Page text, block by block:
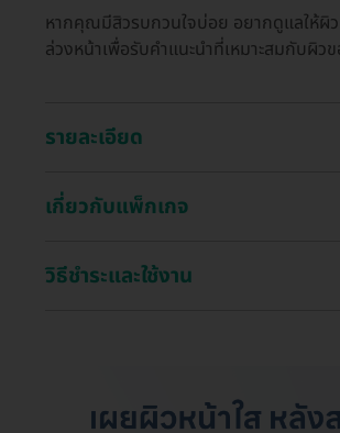
หากคุณมีสิวรบกวนใจบ่อย อยากดูแลให้ผิ
ล่วงหน้าเพื่อรับคำแนะนำที่เหมาะสมกับผิ
รายละเอียด
เกี่ยวกับแพ็กเกจ
วิธีชำระและใช้งาน